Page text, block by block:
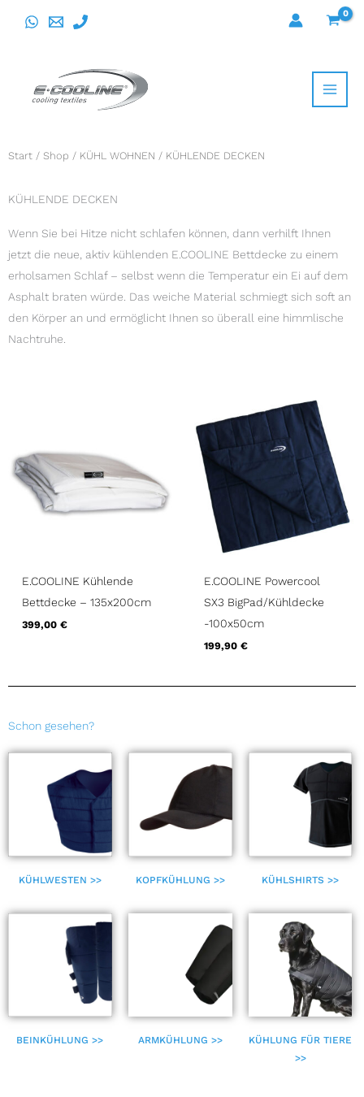
Start / Shop / KÜHL WOHNEN / KÜHLENDE DECKEN
KÜHLENDE DECKEN
Wenn Sie bei Hitze nicht schlafen können, dann verhilft Ihnen
jetzt die neue, aktiv kühlenden E.COOLINE Bettdecke zu einem
erholsamen Schlaf – selbst wenn die Temperatur ein Ei auf dem
Asphalt braten würde. Das weiche Material schmiegt sich soft an
den Körper an und ermöglicht Ihnen so überall eine himmlische
Nachtruhe.
E.COOLINE Kühlende
Bettdecke – 135x200cm
399,00 €
E.COOLINE Powercool
SX3 BigPad/Kühldecke
-100x50cm
199,90 €
Schon gesehen?
KÜHLWESTEN >> KOPFKÜHLUNG >> KÜHLSHIRTS >>
BEINKÜHLUNG >> ARMKÜHLUNG >>
KÜHLUNG FÜR TIERE
>>